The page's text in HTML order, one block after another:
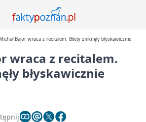
Michał Bajor wraca z recitalem. Bilety zniknęły błyskawicznie
wraca z recitalem.
błyskawicznie